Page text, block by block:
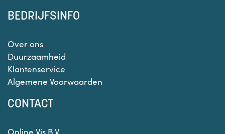
BEDRIJFSINFO
Over ons
Duurzaamheid
Klantenservice
Algemene Voorwaarden
CONTACT
Online Vis B.V.